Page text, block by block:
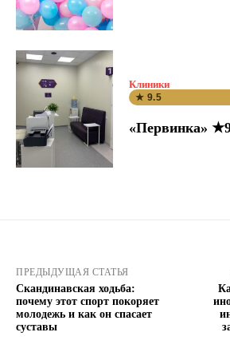
Клиники
★ 9.5
«Первинка»
ПРЕДЫДУЩАЯ СТАТЬЯ
Скандинавская ходьба:
почему этот спорт покоряет
молодежь и как он спасает
суставы